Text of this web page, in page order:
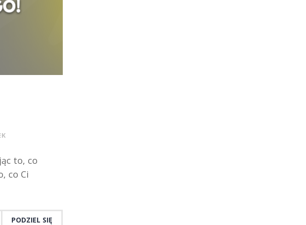
to, co
co Ci
PODZIEL SIĘ